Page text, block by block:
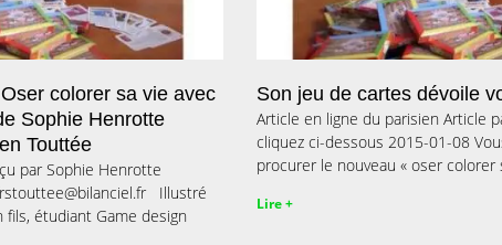
colorer sa vie avec
Sophie Henrotte
Touttée
par Sophie Henrotte
Illustré
étudiant Game design
Son jeu de cartes dévoile
Article en ligne du parisien Article
cliquez ci-dessous 2015-01-08
procurer le nouveau « oser colorer
Lire +